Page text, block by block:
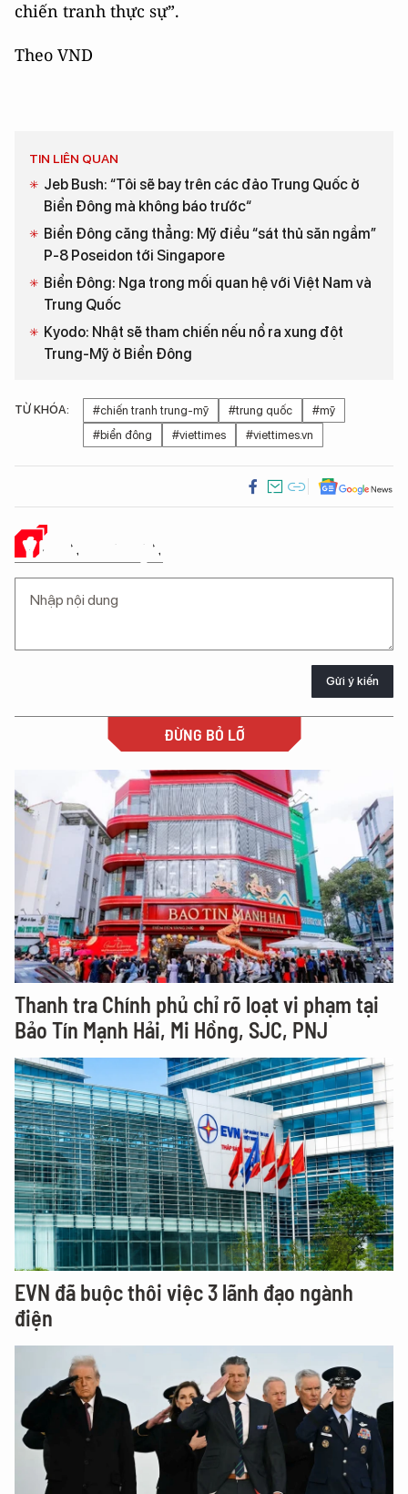
chiến tranh thực sự”.
Theo VND
TIN LIÊN QUAN
Jeb Bush: “Tôi sẽ bay trên các đảo Trung Quốc ở
Biển Đông mà không báo trước“
Biển Đông căng thẳng: Mỹ điều “sát thủ săn ngầm”
P-8 Poseidon tới Singapore
Biển Đông: Nga trong mối quan hệ với Việt Nam và
Trung Quốc
Kyodo: Nhật sẽ tham chiến nếu nổ ra xung đột
Trung-Mỹ ở Biển Đông
TỪ KHÓA: #chiến tranh trung-mỹ #trung quốc
#mỹ
#biển đông
#viettimes #viettimes.vn
Ý KIẾN CỦA BẠN
Gửi ý kiến
ĐỪNG BỎ LỠ
Thanh tra Chính phủ chỉ rõ loạt vi phạm tại
Bảo Tín Mạnh Hải, Mi Hồng, SJC, PNJ
EVN đã buộc thôi việc 3 lãnh đạo ngành
điện